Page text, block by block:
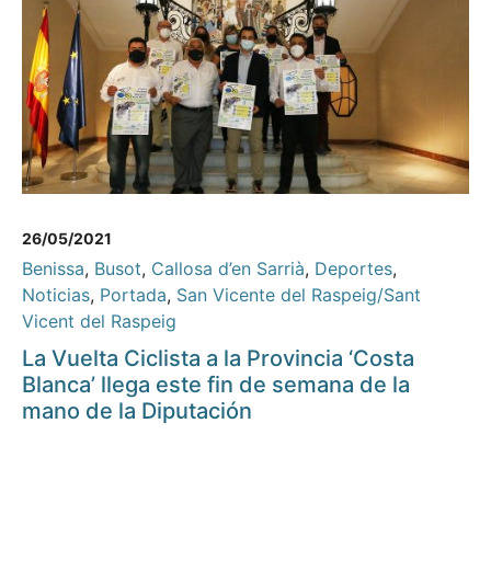
26/05/2021
Benissa, Busot, Callosa d’en Sarrià, Deportes,
Noticias, Portada, San Vicente del Raspeig/Sant
Vicent del Raspeig
La Vuelta Ciclista a la Provincia ‘Costa
Blanca’ llega este fin de semana de la
mano de la Diputación